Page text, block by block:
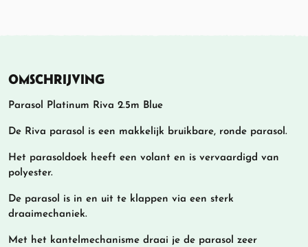
OMSCHRIJVING
Parasol Platinum Riva 2.5m Blue
De Riva parasol is een makkelijk bruikbare, ronde parasol.
Het parasoldoek heeft een volant en is vervaardigd van
polyester.
De parasol is in en uit te klappen via een sterk
draaimechaniek.
Met het kantelmechanisme draai je de parasol zeer